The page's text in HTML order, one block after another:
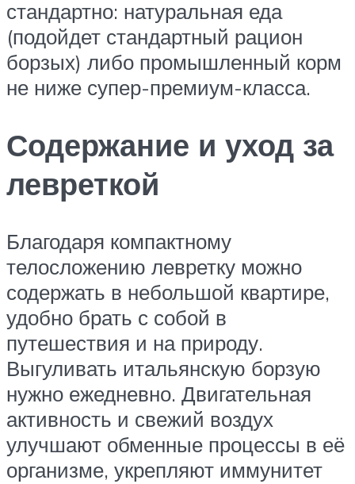
стандартно: натуральная еда
(подойдет стандартный рацион
борзых) либо промышленный корм
не ниже супер-премиум-класса.
Содержание и уход за
левреткой
Благодаря компактному
телосложению левретку можно
содержать в небольшой квартире,
удобно брать с собой в
путешествия и на природу.
Выгуливать итальянскую борзую
нужно ежедневно. Двигательная
активность и свежий воздух
улучшают обменные процессы в её
организме, укрепляют иммунитет